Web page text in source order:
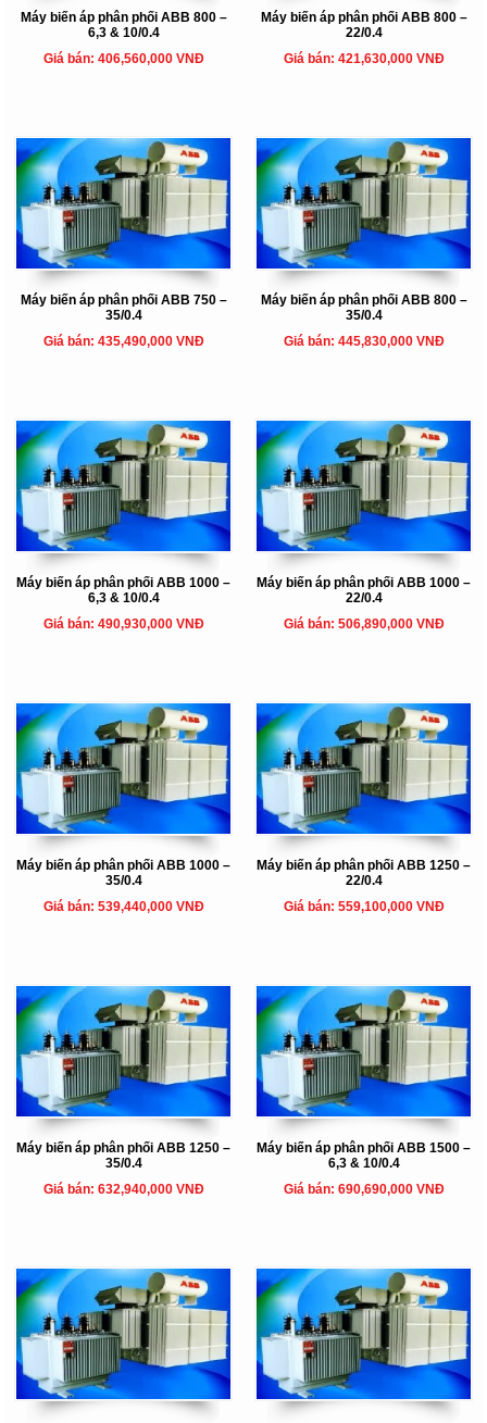
Máy biến áp phân phối ABB 800 –
6,3 & 10/0.4
Giá bán: 406,560,000 VNĐ
Máy biến áp phân phối ABB 800 –
22/0.4
Giá bán: 421,630,000 VNĐ
Máy biến áp phân phối ABB 750 –
35/0.4
Giá bán: 435,490,000 VNĐ
Máy biến áp phân phối ABB 800 –
35/0.4
Giá bán: 445,830,000 VNĐ
Máy biến áp phân phối ABB 1000 –
6,3 & 10/0.4
Giá bán: 490,930,000 VNĐ
Máy biến áp phân phối ABB 1000 –
22/0.4
Giá bán: 506,890,000 VNĐ
Máy biến áp phân phối ABB 1000 –
35/0.4
Giá bán: 539,440,000 VNĐ
Máy biến áp phân phối ABB 1250 –
22/0.4
Giá bán: 559,100,000 VNĐ
Máy biến áp phân phối ABB 1250 –
35/0.4
Giá bán: 632,940,000 VNĐ
Máy biến áp phân phối ABB 1500 –
6,3 & 10/0.4
Giá bán: 690,690,000 VNĐ